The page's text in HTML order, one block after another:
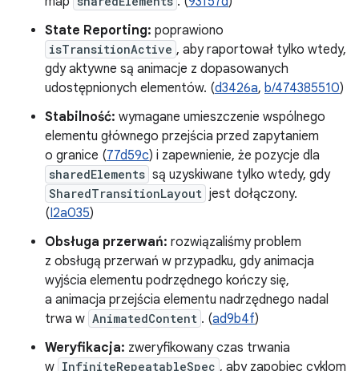
State Reporting: poprawiono
isTransitionActive , aby raportował tylko wtedy,
gdy aktywne są animacje z dopasowanych
udostępnionych elementów. (d3426a, b/474385510)
Stabilność: wymagane umieszczenie wspólnego
elementu głównego przejścia przed zapytaniem
o granice (77d59c) i zapewnienie, że pozycje dla
sharedElements są uzyskiwane tylko wtedy, gdy
SharedTransitionLayout jest dołączony.
(I2a035)
Obsługa przerwań: rozwiązaliśmy problem
z obsługą przerwań w przypadku, gdy animacja
wyjścia elementu podrzędnego kończy się,
a animacja przejścia elementu nadrzędnego nadal
trwa w AnimatedContent . (ad9b4f)
Weryfikacja: zweryfikowany czas trwania
w InfiniteRepeatableSpec , aby zapobiec cyklom